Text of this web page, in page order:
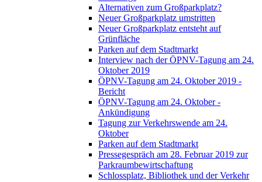
Alternativen zum Großparkplatz?
Neuer Großparkplatz umstritten
Neuer Großparkplatz entsteht auf
Grünfläche
Parken auf dem Stadtmarkt
Interview nach der ÖPNV-Tagung am 24.
Oktober 2019
ÖPNV-Tagung am 24. Oktober 2019 -
Bericht
ÖPNV-Tagung am 24. Oktober -
Ankündigung
Tagung zur Verkehrswende am 24.
Oktober
Parken auf dem Stadtmarkt
Pressegespräch am 28. Februar 2019 zur
Parkraumbewirtschaftung
Schlossplatz, Bibliothek und der Verkehr